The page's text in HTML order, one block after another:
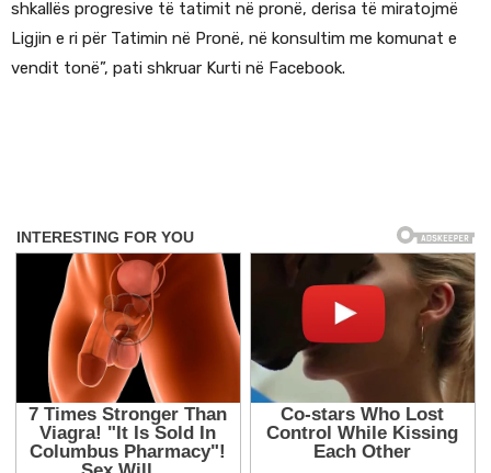
shkallës progresive të tatimit në pronë, derisa të miratojmë
Ligjin e ri për Tatimin në Pronë, në konsultim me komunat e
vendit tonë”, pati shkruar Kurti në Facebook.